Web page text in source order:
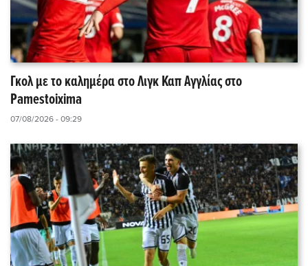
Γκολ με το καλημέρα στο Λιγκ Καπ Αγγλίας στο
Pamestoixima
07/08/2026 - 09:29